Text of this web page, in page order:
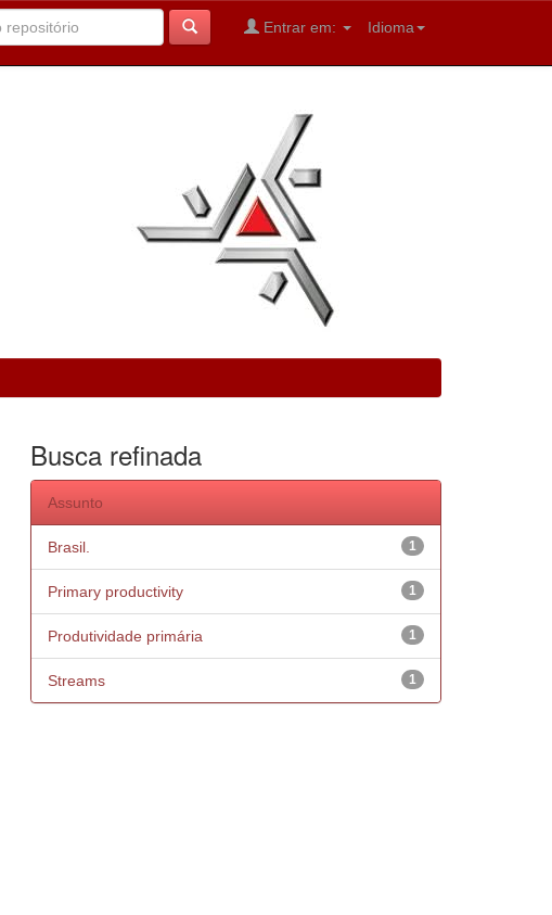
Idioma
Entrar em:
Busca refinada
Assunto
1
Brasil.
1
Primary productivity
1
Produtividade primária
1
Streams